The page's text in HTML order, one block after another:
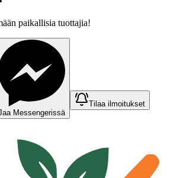
paikallisia tuottajia!
Messengerissä
Tilaa ilmoitukset